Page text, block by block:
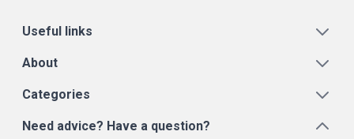
Useful links
About
Categories
Need advice? Have a question?